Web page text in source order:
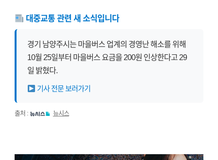
대중교통 관련 새 소식입니다
경기 남양주시는 마을버스 업계의 경영난 해소를 위해
10월 25일부터 마을버스 요금을 200원 인상한다고 29
일 밝혔다.
기사 전문 보러가기
출처 : 뉴시스